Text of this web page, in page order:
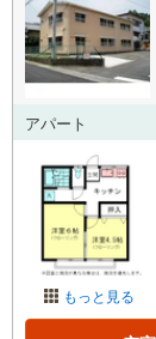
アパート
もっと見る